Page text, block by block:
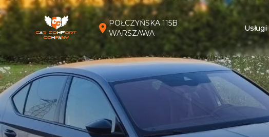
POŁCZYŃSKA 115B
WARSZAWA
Usługi